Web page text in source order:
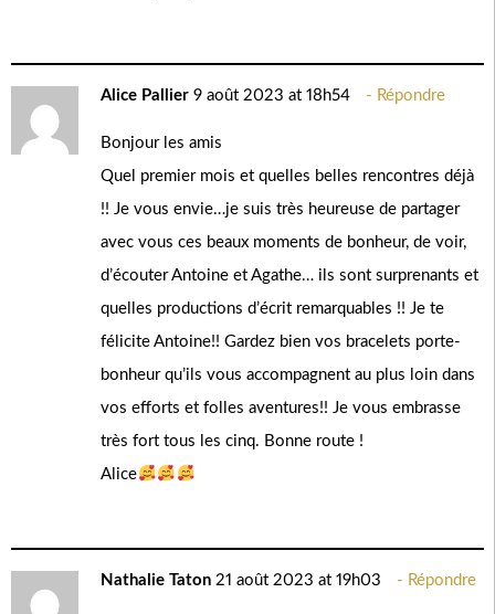
Alice Pallier 9 août 2023 at 18h54 Répondre
Bonjour les amis
Quel premier mois et quelles belles rencontres déjà
!! Je vous envie…je suis très heureuse de partager
avec vous ces beaux moments de bonheur, de voir,
d’écouter Antoine et Agathe… ils sont surprenants et
quelles productions d’écrit remarquables !! Je te
félicite Antoine!! Gardez bien vos bracelets porte-
bonheur qu’ils vous accompagnent au plus loin dans
vos efforts et folles aventures!! Je vous embrasse
très fort tous les cinq. Bonne route !
Alice
Nathalie Taton 21 août 2023 at 19h03 Répondre